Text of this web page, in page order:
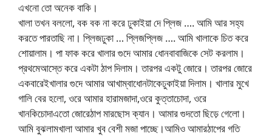
এখনো তো অনেক বাকি।
খালা তখন বললো, বক বক না করে ঢুকাইয়া দে প্লিজ …. আমি আর সহ্য
করতে পারতাছি না। প্লিজঢুকা … প্লিজপ্লিজ …. আমি খালাকে চিত করে
শোয়ালাম। পা ফাক করে খালার গুদে আমার ধোনবাবাজিকে সেট করলাম।
প্রথমেআস্তে করে একটা ঠাপ দিলাম। তারপর একটু জোরে। তারপর জোরে
একবারেইখালার গুদে আমার আখাম্বাধোনটাকেঢুকাইয়া দিলাম। খালার মুখে
গালি বের হলো, ওরে আমার হারামজাদা,ওরে কুত্তাচোদা, ওরে
খানকিচোদাএতো জোরেঠাপ মারছোস ক্যান। আমার গুদতো ছিড়ে গেলো।
আমি বুঝলামখালা আমার খুব বেশী মজা পাচ্ছে।আমিও আমারঠাপের গতি